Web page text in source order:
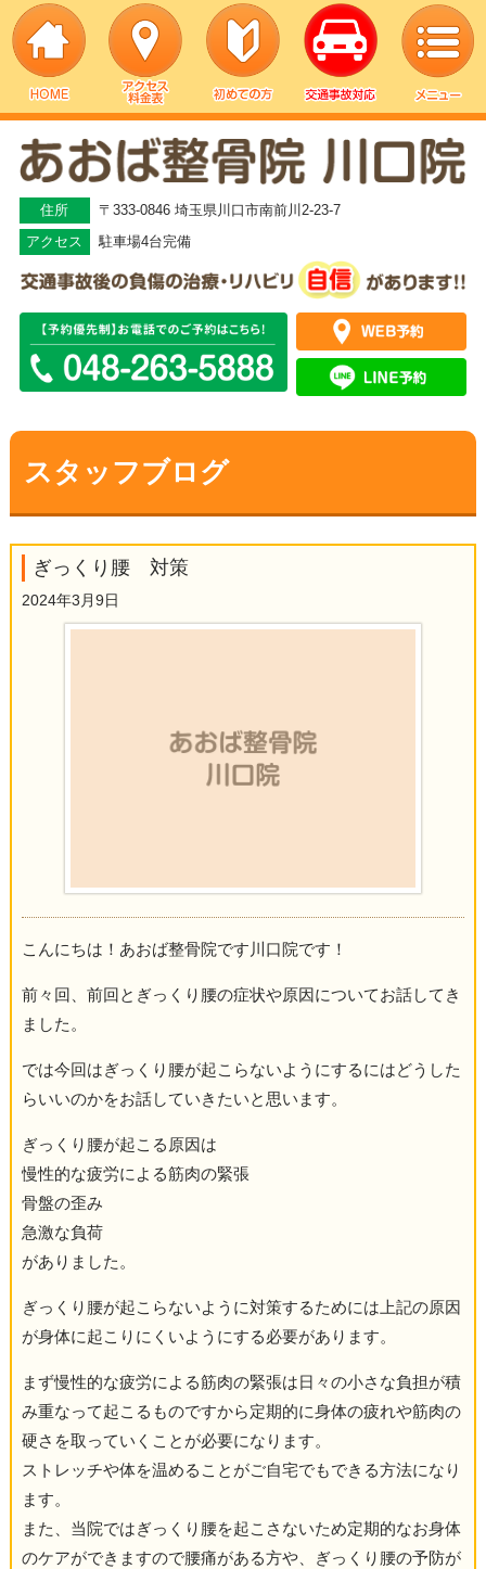
▼
▼
住所
〒333-0846 埼玉県川口市南前川2-23-7
アクセス
駐車場4台完備
スタッフブログ
ぎっくり腰 対策
2024年3月9日
こんにちは！あおば整骨院です川口院です！
前々回、前回とぎっくり腰の症状や原因についてお話してき
ました。
では今回はぎっくり腰が起こらないようにするにはどうした
らいいのかをお話していきたいと思います。
ぎっくり腰が起こる原因は
慢性的な疲労による筋肉の緊張
骨盤の歪み
急激な負荷
がありました。
ぎっくり腰が起こらないように対策するためには上記の原因
が身体に起こりにくいようにする必要があります。
まず慢性的な疲労による筋肉の緊張は日々の小さな負担が積
み重なって起こるものですから定期的に身体の疲れや筋肉の
硬さを取っていくことが必要になります。
ストレッチや体を温めることがご自宅でもできる方法になり
ます。
また、当院ではぎっくり腰を起こさないため定期的なお身体
のケアができますので腰痛がある方や、ぎっくり腰の予防が